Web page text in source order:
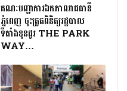
គណៈបញ្ជាការឯកភាពរាជធានី
ភ្នំពេញ ចុះត្រួតពិនិត្យរដ្ឋបាល
ទីតាំងខុនដូរ THE PARK
WAY…